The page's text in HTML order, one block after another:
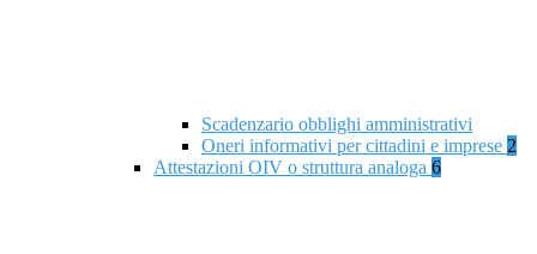
Scadenzario obblighi amministrativi
Oneri informativi per cittadini e imprese 2
Attestazioni OIV o struttura analoga 6